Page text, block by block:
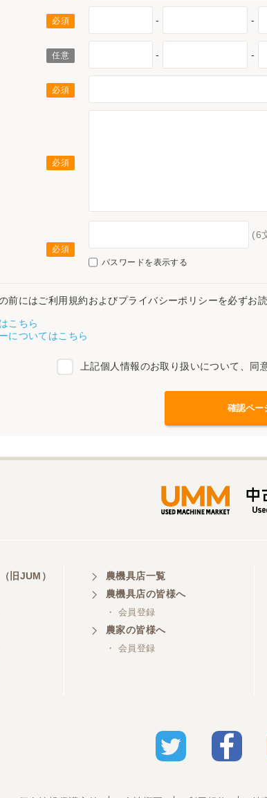
- -
- -
(6
パスワードを表示する
前にはご利用規約およびプライバシーポリシーを必ずお読
こちら
についてはこちら
上記個人情報のお取り扱いについて、同
旧JUM）
農機具店一覧
農機具店の皆様へ
・ 会員登録
農家の皆様へ
・ 会員登録